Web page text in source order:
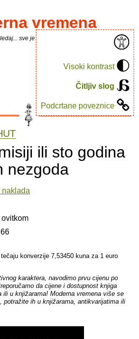
Visoki kontrast
Čitljiv slog
Podcrtane poveznice
vremena
sve je puno knjiga.
ili sto godina
nezgoda
naklada
ovitkom
konverzije 7,53450 kuna za 1 euro
karaktera, navodimo prvu cijenu po
da cijene i dostupnost knjiga
ili u knjižarama! Moderna vremena više se
potražite ih u knjižarama, antikvarijatima ili